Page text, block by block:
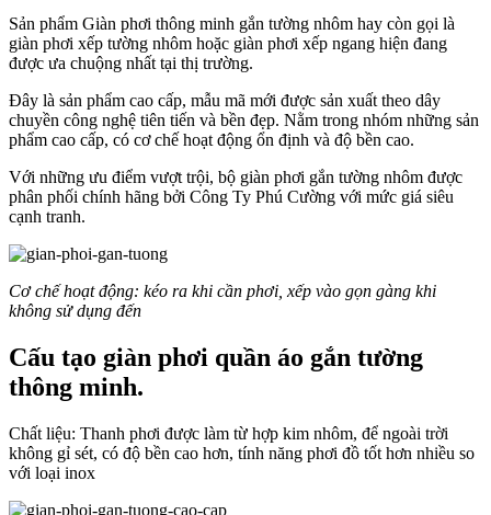
Sản phẩm Giàn phơi thông minh gắn tường nhôm hay còn gọi là
giàn phơi xếp tường nhôm hoặc giàn phơi xếp ngang hiện đang
được ưa chuộng nhất tại thị trường.
Đây là sản phẩm cao cấp, mẫu mã mới được sản xuất theo dây
chuyền công nghệ tiên tiến và bền đẹp. Nằm trong nhóm những sản
phẩm cao cấp, có cơ chế hoạt động ổn định và độ bền cao.
Với những ưu điểm vượt trội, bộ giàn phơi gắn tường nhôm được
phân phối chính hãng bởi Công Ty Phú Cường với mức giá siêu
cạnh tranh.
Cơ chế hoạt động: kéo ra khi cần phơi, xếp vào gọn gàng khi
không sử dụng đến
Cấu tạo giàn phơi quần áo gắn tường
thông minh.
Chất liệu: Thanh phơi được làm từ hợp kim nhôm, để ngoài trời
không gỉ sét, có độ bền cao hơn, tính năng phơi đồ tốt hơn nhiều so
với loại inox